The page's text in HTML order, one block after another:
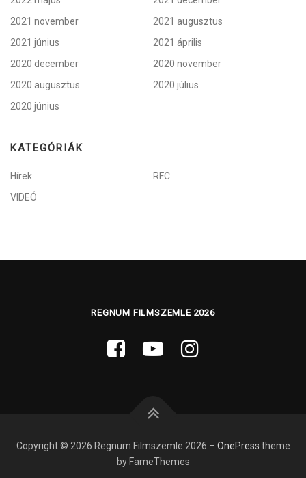
2021 november
2021 augusztus
2021 június
2021 április
2020 december
2020 november
2020 augusztus
2020 július
2020 június
KATEGÓRIÁK
Hírek
RFC
VIDEÓ
REGNUM FILMSZEMLE 2026
Copyright © 2026 Regnum Filmszemle 2026 – OnePress theme
by FameThemes